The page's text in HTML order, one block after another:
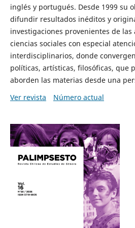
inglés y portugués. Desde 1999 su
difundir resultados inéditos y
investigaciones provenientes de
ciencias sociales con especial
interdisciplinarios, donde
políticas, artísticas, filosóficas, que
aborden las materias desde una
Ver revista
Número actual